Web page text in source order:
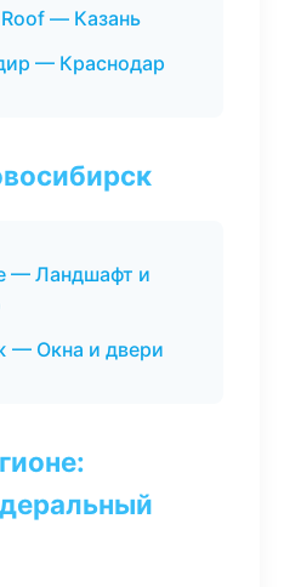
— Казань
— Краснодар
— Ландшафт и
— Окна и двери